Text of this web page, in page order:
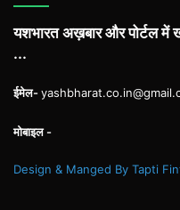
यशभारत अख़बार और पोर्टल में
...
ईमेल-
मोबाइल -
Design & Manged By Tapti